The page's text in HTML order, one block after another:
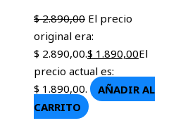
$2.890,00 El precio
original era:
$ 2.890,00.$ 1.890,00El
precio actual es:
$ 1.890,00.
AÑADIR AL
CARRITO